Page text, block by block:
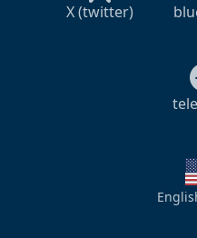
X (twitter)